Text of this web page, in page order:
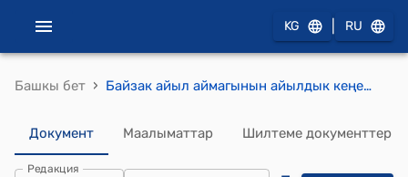
KG RU
Башкы бет › Байзак айыл аймагынын айылдык кеңешинин 2023-жылдын 13-январындагы № 18 "Байзак айыл аймагындагы “Жайыт пайдалануучулар бирикмесин” “Токтомуш” СПАсынын 18 каналын “Таза Кайырма” муниципалдык ишканасынын алдына бириктирүү жөнүндө" токтому
Документ Маалыматтар Шилтеме документтер
Редакция